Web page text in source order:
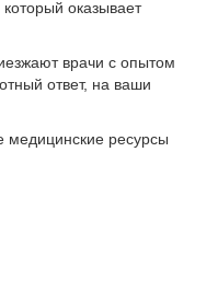
оказывает
врачи с опытом
ответ, на ваши
медицинские ресурсы